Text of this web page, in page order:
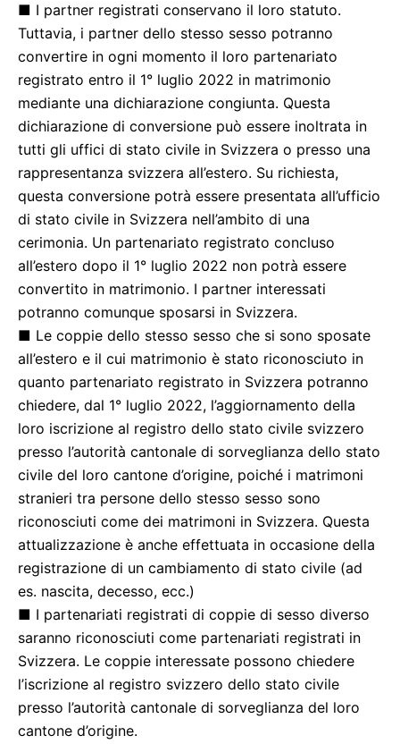
■ I partner registrati conservano il loro statuto.
Tuttavia, i partner dello stesso sesso potranno
convertire in ogni momento il loro partenariato
registrato entro il 1° luglio 2022 in matrimonio
mediante una dichiarazione congiunta. Questa
dichiarazione di conversione può essere inoltrata in
tutti gli uffici di stato civile in Svizzera o presso una
rappresentanza svizzera all’estero. Su richiesta,
questa conversione potrà essere presentata all’ufficio
di stato civile in Svizzera nell’ambito di una
cerimonia. Un partenariato registrato concluso
all’estero dopo il 1° luglio 2022 non potrà essere
convertito in matrimonio. I partner interessati
potranno comunque sposarsi in Svizzera.
■ Le coppie dello stesso sesso che si sono sposate
all’estero e il cui matrimonio è stato riconosciuto in
quanto partenariato registrato in Svizzera potranno
chiedere, dal 1° luglio 2022, l’aggiornamento della
loro iscrizione al registro dello stato civile svizzero
presso l’autorità cantonale di sorveglianza dello stato
civile del loro cantone d’origine, poiché i matrimoni
stranieri tra persone dello stesso sesso sono
riconosciuti come dei matrimoni in Svizzera. Questa
attualizzazione è anche effettuata in occasione della
registrazione di un cambiamento di stato civile (ad
es. nascita, decesso, ecc.)
■ I partenariati registrati di coppie di sesso diverso
saranno riconosciuti come partenariati registrati in
Svizzera. Le coppie interessate possono chiedere
l’iscrizione al registro svizzero dello stato civile
presso l’autorità cantonale di sorveglianza del loro
cantone d’origine.